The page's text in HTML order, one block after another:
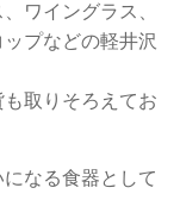
ワイングラス、
プなどの軽井沢
取りそろえてお
なる食器として